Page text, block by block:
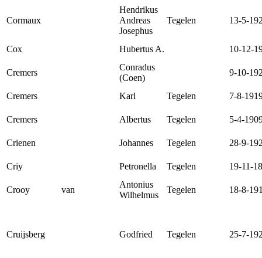
Cormaux
Hendrikus
Andreas
Josephus
Tegelen 13-5-
Cox Hubertus A. 10-12-
Cremers
Conradus
(Coen)
9-10-
Cremers Karl Tegelen 7-8-
Cremers Albertus Tegelen 5-4-
Crienen Johannes Tegelen 28-9-
Criy Petronella Tegelen 19-11-
Crooy van
Antonius
Wilhelmus
Tegelen 18-8-
Cruijsberg Godfried Tegelen 25-7-